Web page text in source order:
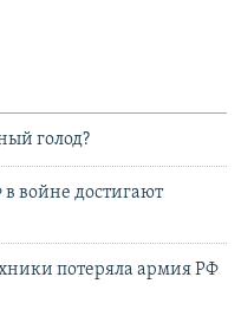
голод?
войне достигают
потеряла армия РФ